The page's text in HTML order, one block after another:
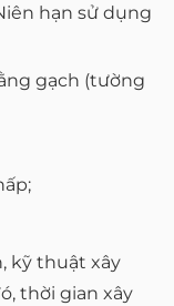
hạn sử dụng
gạch (tường
kỹ thuật xây
thời gian xây